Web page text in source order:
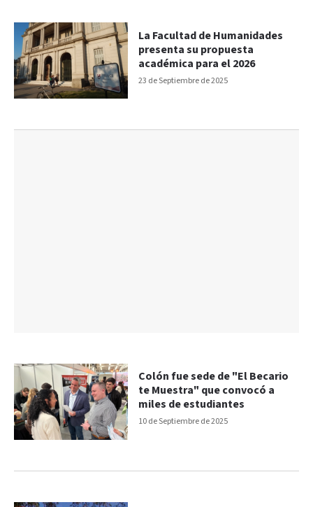
23 de Septiembre de 2025
La Facultad de Humanidades
presenta su propuesta
académica para el 2026
10 de Septiembre de 2025
Colón fue sede de "El Becario
te Muestra" que convocó a
miles de estudiantes